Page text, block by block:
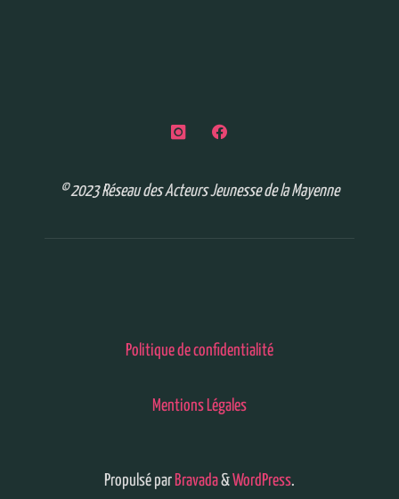
© 2023 Réseau des Acteurs Jeunesse de la Mayenne
Politique de confidentialité
Mentions Légales
Propulsé par Bravada&WordPress.